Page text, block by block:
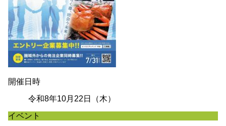
開催日時
令和8年10月22日（木）
イベント